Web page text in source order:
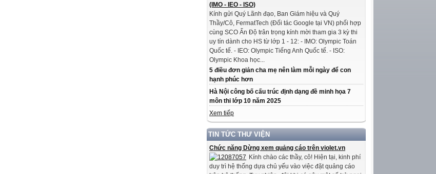
(IMO - IEO - ISO)
Kính gửi Quý Lãnh đạo, Ban Giám hiệu và Quý
Thầy/Cô, FermatTech (Đối tác Google tại VN) phối hợp
cùng SCO Ấn Độ trân trọng kính mời tham gia 3 kỳ thi
uy tín dành cho HS từ lớp 1 - 12: - IMO: Olympic Toán
Quốc tế. - IEO: Olympic Tiếng Anh Quốc tế. - ISO:
Olympic Khoa học...
5 điều đơn giản cha mẹ nên làm mỗi ngày để con
hạnh phúc hơn
Hà Nội công bố cấu trúc định dạng đề minh họa 7
môn thi lớp 10 năm 2025
Xem tiếp
TIN TỨC THƯ VIỆN
Chức năng Dừng xem quảng cáo trên violet.vn
Kính chào các thầy, cô! Hiện tại, kinh phí
duy trì hệ thống dựa chủ yếu vào việc đặt quảng cáo